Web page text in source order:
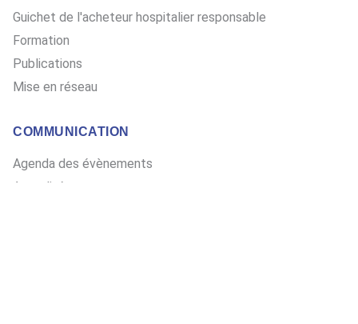
Guichet de l'acheteur hospitalier responsable
Formation
Publications
Mise en réseau
COMMUNICATION
Agenda des évènements
Actualités